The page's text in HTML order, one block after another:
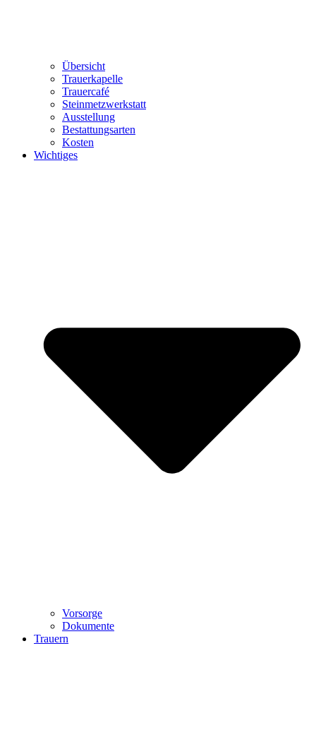
Übersicht
Trauerkapelle
Trauercafé
Steinmetzwerkstatt
Ausstellung
Bestattungsarten
Kosten
Wichtiges
Vorsorge
Dokumente
Trauern